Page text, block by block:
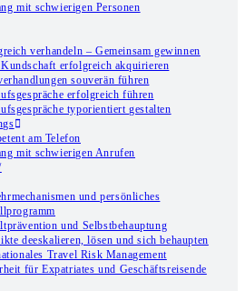
mit schwierigen Personen
verhandeln – Gemeinsam gewinnen
erfolgreich akquirieren
souverän führen
erfolgreich führen
typorientiert gestalten
am Telefon
mit schwierigen Anrufen
und persönliches
und Selbstbehauptung
deeskalieren, lösen und sich behaupten
Travel Risk Management
für Expatriates und Geschäftsreisende